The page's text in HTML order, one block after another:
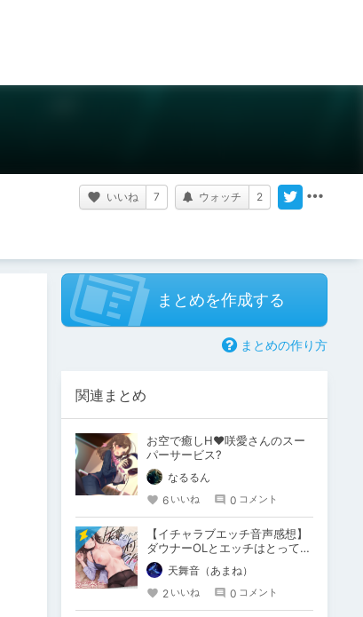
いいね 7 ウォッチ 2
まとめを作成する
まとめの作り方
関連まとめ
お空で癒しH♥咲愛さんのスー
パーサービス?
なるるん
6 いいね 0 コメント
【イチャラブエッチ音声感想】
ダウナーOLとエッチはとっても
いいぞ！
天舞音（あまね）
2 いいね 0 コメント